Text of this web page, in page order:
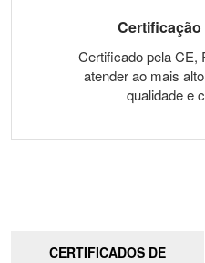
Certificado pela CE,
atender ao mais
qualidade e
CERTIFICADOS DE